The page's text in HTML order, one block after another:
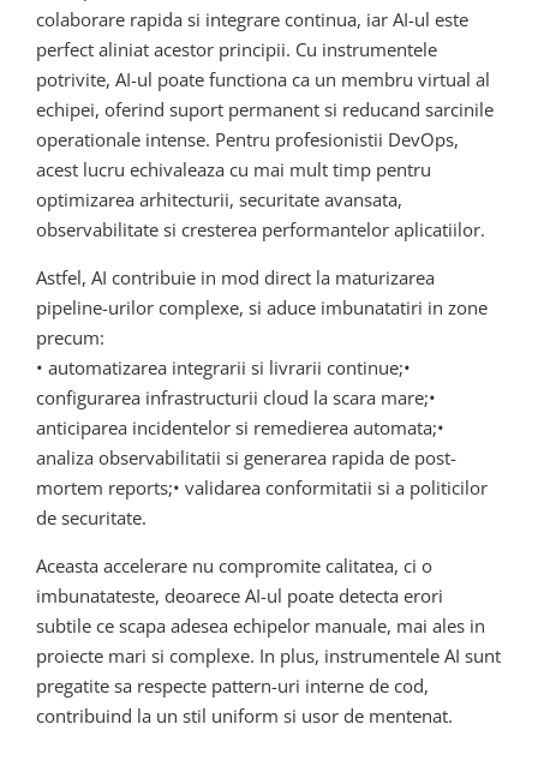
colaborare rapida si integrare continua, iar AI-ul este
perfect aliniat acestor principii. Cu instrumentele
potrivite, AI-ul poate functiona ca un membru virtual al
echipei, oferind suport permanent si reducand sarcinile
operationale intense. Pentru profesionistii DevOps,
acest lucru echivaleaza cu mai mult timp pentru
optimizarea arhitecturii, securitate avansata,
observabilitate si cresterea performantelor aplicatiilor.
Astfel, AI contribuie in mod direct la maturizarea
pipeline-urilor complexe, si aduce imbunatatiri in zone
precum:
• automatizarea integrarii si livrarii continue;•
configurarea infrastructurii cloud la scara mare;•
anticiparea incidentelor si remedierea automata;•
analiza observabilitatii si generarea rapida de post-
mortem reports;• validarea conformitatii si a politicilor
de securitate.
Aceasta accelerare nu compromite calitatea, ci o
imbunatateste, deoarece AI-ul poate detecta erori
subtile ce scapa adesea echipelor manuale, mai ales in
proiecte mari si complexe. In plus, instrumentele AI sunt
pregatite sa respecte pattern-uri interne de cod,
contribuind la un stil uniform si usor de mentenat.